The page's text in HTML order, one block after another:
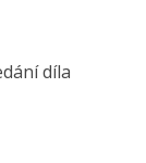
díla